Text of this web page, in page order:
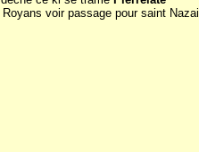
voir passage pour saint